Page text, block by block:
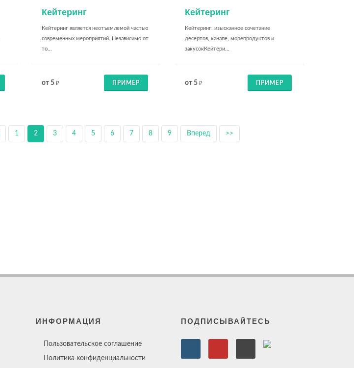
Кейтеринг
Кейтеринг является неотъемлемой частью
современных мероприятий. Независимо от
то...
от 5 ₽ ПРИМЕР
Кейтеринг
Кейтеринг: изысканное сочетание
десертов, канапе, морепродуктов и
закусокКейтери...
от 5₽ ПРИМЕР
1 2 3 4 5 6 7 8 9 Вперед >>
ИНФОРМАЦИЯ
Пользовательское соглашение
Политика конфиденциальности
ПОДПИСЫВАЙТЕСЬ